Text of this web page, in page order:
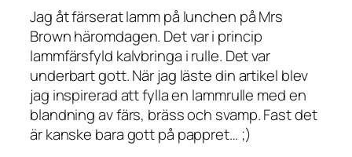
Jag åt färserat lamm på lunchen på Mrs
Brown häromdagen. Det var i princip
lammfärsfyld kalvbringa i rulle. Det var
underbart gott. När jag läste din artikel blev
jag inspirerad att fylla en lammrulle med en
blandning av färs, bräss och svamp. Fast det
är kanske bara gott på pappret… ;)